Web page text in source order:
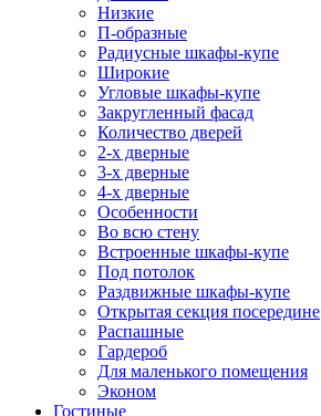
Низкие
П-образные
Радиусные шкафы-купе
Широкие
Угловые шкафы-купе
Закругленный фасад
Количество дверей
2-х дверные
3-х дверные
4-х дверные
Особенности
Во всю стену
Встроенные шкафы-купе
Под потолок
Раздвижные шкафы-купе
Открытая секция посередине
Распашные
Гардероб
Для маленького помещения
Эконом
Гостиные